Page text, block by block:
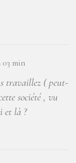
03 min
travaillez ( peut-
société , vu
et là ?